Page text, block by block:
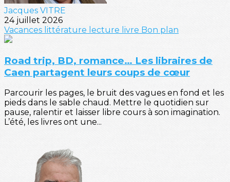
Jacques VITRE
24 juillet 2026
Vacances littérature lecture livre Bon plan
Road trip, BD, romance… Les libraires de
Caen partagent leurs coups de cœur
Parcourir les pages, le bruit des vagues en fond et les
pieds dans le sable chaud. Mettre le quotidien sur
pause, ralentir et laisser libre cours à son imagination.
L’été, les livres ont une...